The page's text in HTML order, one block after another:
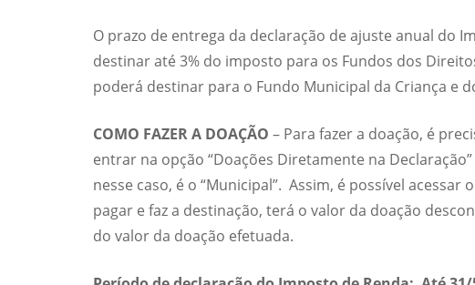
O prazo de entrega da declaração de ajuste anual do
destinar até 3% do imposto para os Fundos dos
poderá destinar para o Fundo Municipal da Criança e
COMO FAZER A DOAÇÃO – Para fazer a doação, é
entrar na opção “Doações Diretamente na
nesse caso, é o “Municipal”. Assim, é possível
pagar e faz a destinação, terá o valor da doação
do valor da doação efetuada.